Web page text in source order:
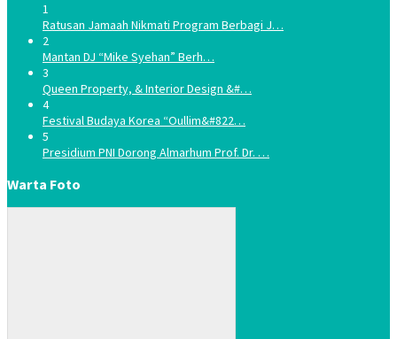
1
Ratusan Jamaah Nikmati Program Berbagi J…
2
Mantan DJ “Mike Syehan” Berh…
3
Queen Property, & Interior Design &#…
4
Festival Budaya Korea “Oullim&#822…
5
Presidium PNI Dorong Almarhum Prof. Dr. …
Warta Foto